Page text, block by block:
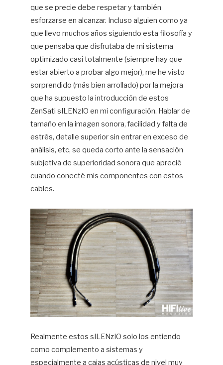
que se precie debe respetar y también
esforzarse en alcanzar. Incluso alguien como ya
que llevo muchos años siguiendo esta filosofía y
que pensaba que disfrutaba de mi sistema
optimizado casi totalmente (siempre hay que
estar abierto a probar algo mejor), me he visto
sorprendido (más bien arrollado) por la mejora
que ha supuesto la introducción de estos
ZenSati sILENzIO en mi configuración. Hablar de
tamaño en la imagen sonora, facilidad y falta de
estrés, detalle superior sin entrar en exceso de
análisis, etc, se queda corto ante la sensación
subjetiva de superioridad sonora que aprecié
cuando conecté mis componentes con estos
cables.
Realmente estos sILENzIO solo los entiendo
como complemento a sistemas y
especialmente a cajas acústicas de nivel muy